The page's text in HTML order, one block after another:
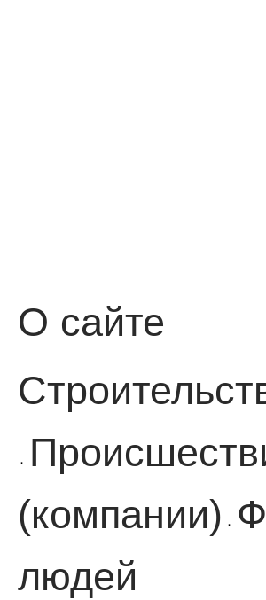
О сайте
·
(компании)
·
людей